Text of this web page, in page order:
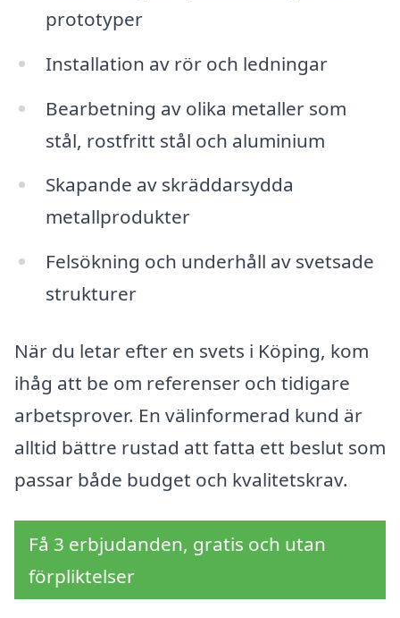
prototyper
Installation av rör och ledningar
Bearbetning av olika metaller som
stål, rostfritt stål och aluminium
Skapande av skräddarsydda
metallprodukter
Felsökning och underhåll av svetsade
strukturer
När du letar efter en svets i Köping, kom
ihåg att be om referenser och tidigare
arbetsprover. En välinformerad kund är
alltid bättre rustad att fatta ett beslut som
passar både budget och kvalitetskrav.
Få 3 erbjudanden, gratis och utan
förpliktelser